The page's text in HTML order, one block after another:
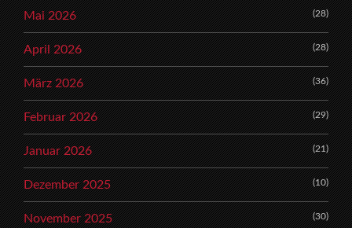
Mai 2026 (28)
April 2026 (28)
März 2026 (36)
Februar 2026 (29)
Januar 2026 (21)
Dezember 2025 (10)
November 2025 (30)